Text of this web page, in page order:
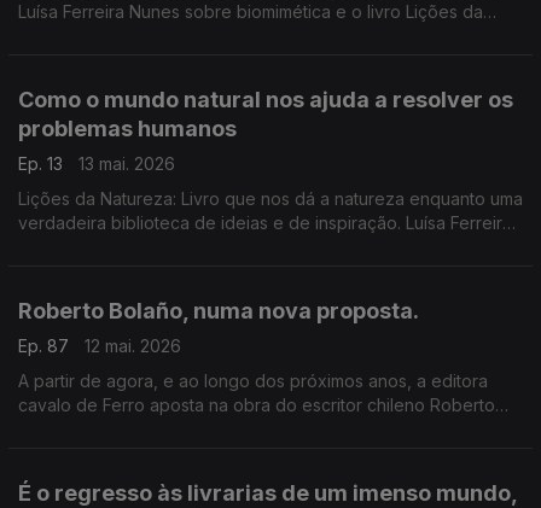
Luísa Ferreira Nunes sobre biomimética e o livro Lições da
Como o mundo natural nos ajuda a resolver os
problemas humanos
Ep. 13
13 mai. 2026
Lições da Natureza: Livro que nos dá a natureza enquanto uma
verdadeira biblioteca de ideias e de inspiração. Luísa Ferreira
Roberto Bolaño, numa nova proposta.
Ep. 87
12 mai. 2026
A partir de agora, e ao longo dos próximos anos, a editora
cavalo de Ferro aposta na obra do escritor chileno Roberto
É o regresso às livrarias de um imenso mundo,